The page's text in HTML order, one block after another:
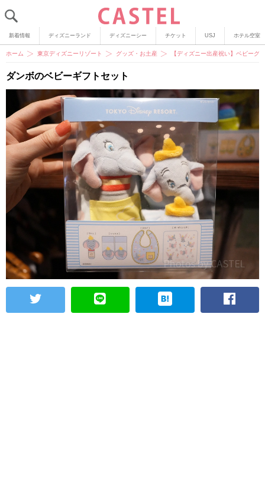
新着情報 ディズニーランド ディズニーシー チケット USJ ホテル空室
ホーム 東京ディズニーリゾート グッズ・お土産 【ディズニー出産祝い】ベビーグ
ダンボのベビーギフトセット